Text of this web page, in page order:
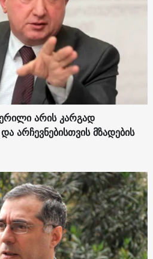
არის კარგად
არჩევნებისთვის მზადების